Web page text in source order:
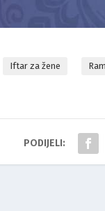
Iftar za žene
PODIJELI: